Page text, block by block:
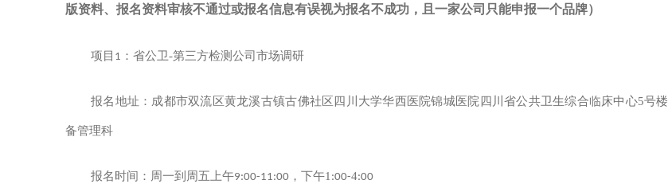
版资料、报名资料审核不通过或报名信息有误视为报名不成功 ，且一家公司只能申报一个品牌）
项目 1 ： 省公卫-第三方检测公司市场调研
报名地址：成都市双流区黄龙溪古镇古佛社区 四川大学华西医院锦城医院 四川省公共卫生综合临床中心5号楼
备管理科
报名时间：周一到周五上午9:00-11:00 ，下午1 :00-4:00